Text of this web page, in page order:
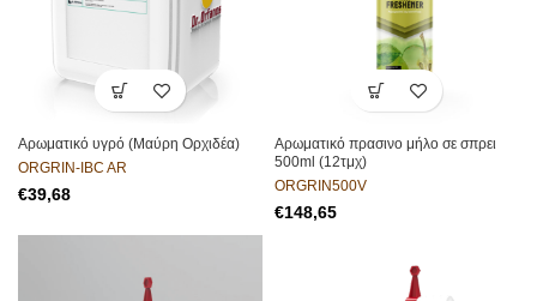
Αρωματικό υγρό (Μαύρη Ορχιδέα)
ORGRIN-IBC AR
€
Αρωματικό πρασινο μήλο σε σπρει
500ml (12τμχ)
ORGRIN500V
€